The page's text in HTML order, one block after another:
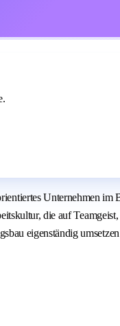
Unternehmen im
die auf
eigenständig